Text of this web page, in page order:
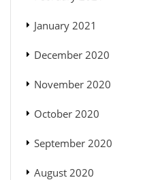
January 2021
December 2020
November 2020
October 2020
September 2020
August 2020